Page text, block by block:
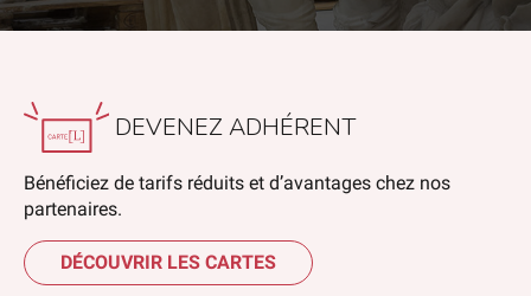
DEVENEZ ADHÉRENT
Bénéficiez de tarifs réduits et d’avantages chez nos
partenaires.
DÉCOUVRIR LES CARTES